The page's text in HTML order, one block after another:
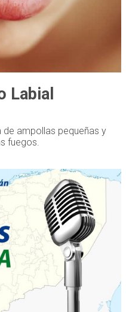
Labial
de ampollas pequeñas y
fuegos.